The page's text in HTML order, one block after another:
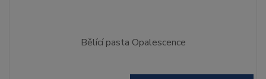
Bělící pasta Opalescence